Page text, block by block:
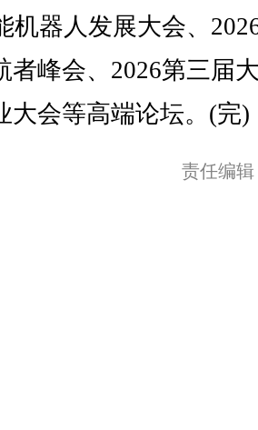
机器人发展大会、
者峰会、2026第三届
大会等高端论坛。(完)
责任编